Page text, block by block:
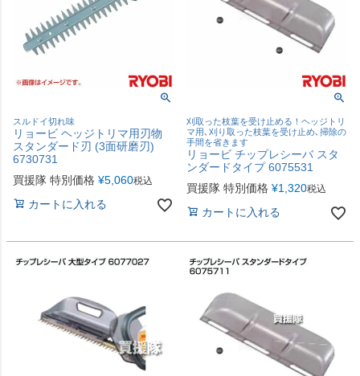
スルドイ切れ味
リョービ ヘッジトリマ用刃物
スタンダード刃 (3面研磨刃)
6730731
買援隊 特別価格 ¥5,060税込
カートに入れる
刈取った枝葉を受け止める！ヘッジトリ
マ用､刈り取った枝葉を受け止め､掃除の
手間を省きます
リョービ チップレシーバ スタ
ンダードタイプ 6075531
買援隊 特別価格 ¥1,320税込
カートに入れる